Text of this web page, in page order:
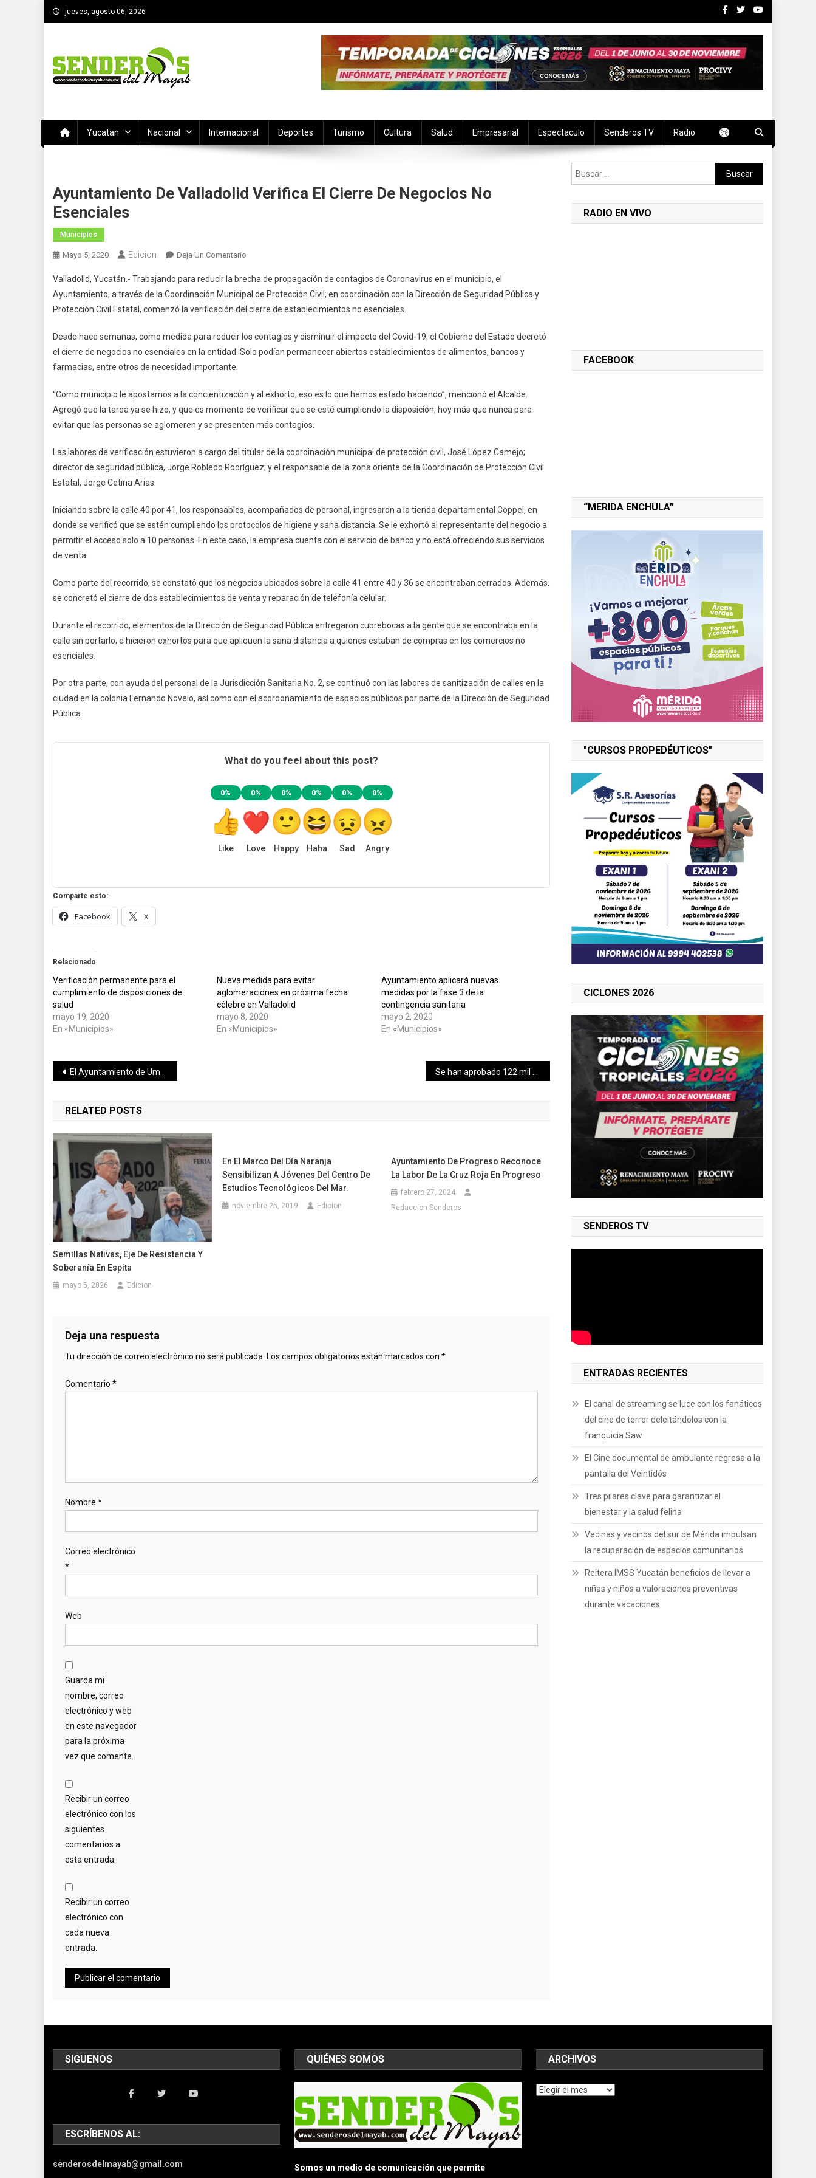
Saltar
al
jueves, agosto 06, 2026
Yucatan Nacional Internacional Deportes Turismo Cultura Salud Empresarial Espectaculo Senderos TV Radio
Ayuntamiento De Valladolid Verifica El Cierre De Negocios No
Esenciales
Municipios
Mayo 5, 2020 Edicion Deja Un Comentario
De
Valladolid
Verifica
Cierre
De
Esenciales
Valladolid, Yucatán.- Trabajando para reducir la brecha de propagación de contagios de Coronavirus en el municipio, el
Ayuntamiento, a través de la Coordinación Municipal de Protección Civil, en coordinación con la Dirección de Seguridad Pública y
Protección Civil Estatal, comenzó la verificación del cierre de establecimientos no esenciales.
Desde hace semanas, como medida para reducir los contagios y disminuir el impacto del Covid-19, el Gobierno del Estado decretó
el cierre de negocios no esenciales en la entidad. Solo podían permanecer abiertos establecimientos de alimentos, bancos y
farmacias, entre otros de necesidad importante.
“Como municipio le apostamos a la concientización y al exhorto; eso es lo que hemos estado haciendo”, mencionó el Alcalde.
Agregó que la tarea ya se hizo, y que es momento de verificar que se esté cumpliendo la disposición, hoy más que nunca para
evitar que las personas se aglomeren y se presenten más contagios.
Las labores de verificación estuvieron a cargo del titular de la coordinación municipal de protección civil, José López Camejo;
director de seguridad pública, Jorge Robledo Rodríguez; y el responsable de la zona oriente de la Coordinación de Protección Civil
Estatal, Jorge Cetina Arias.
Iniciando sobre la calle 40 por 41, los responsables, acompañados de personal, ingresaron a la tienda departamental Coppel, en
donde se verificó que se estén cumpliendo los protocolos de higiene y sana distancia. Se le exhortó al representante del negocio a
permitir el acceso solo a 10 personas. En este caso, la empresa cuenta con el servicio de banco y no está ofreciendo sus servicios
de venta.
Como parte del recorrido, se constató que los negocios ubicados sobre la calle 41 entre 40 y 36 se encontraban cerrados. Además,
se concretó el cierre de dos establecimientos de venta y reparación de telefonía celular.
Durante el recorrido, elementos de la Dirección de Seguridad Pública entregaron cubrebocas a la gente que se encontraba en la
calle sin portarlo, e hicieron exhortos para que apliquen la sana distancia a quienes estaban de compras en los comercios no
esenciales.
Por otra parte, con ayuda del personal de la Jurisdicción Sanitaria No. 2, se continuó con las labores de sanitización de calles en la
ciudad en la colonia Fernando Novelo, así como con el acordonamiento de espacios públicos por parte de la Dirección de Seguridad
Pública.
What do you feel about this post?
0%
Like
0%
Love
0%
Happy
0%
Haha
0%
Sad
0%
Angry
Comparte esto:
Facebook X
Relacionado
Verificación permanente para el
cumplimiento de disposiciones de
salud
mayo 19, 2020
En «Municipios»
Nueva medida para evitar
aglomeraciones en próxima fecha
célebre en Valladolid
mayo 8, 2020
En «Municipios»
Ayuntamiento aplicará nuevas
medidas por la fase 3 de la
contingencia sanitaria
mayo 2, 2020
En «Municipios»
Navegación
de
entradas
El Ayuntamiento de Umán continúa con la sanitización en el mercado municipal y espacios públicos
RELATED POSTS
Semillas Nativas, Eje De Resistencia Y
Soberanía En Espita
mayo 5, 2026 Edicion
En El Marco Del Día Naranja
Sensibilizan A Jóvenes Del Centro De
Estudios Tecnológicos Del Mar.
noviembre 25, 2019 Edicion
Ayuntamiento De Progreso Reconoce
La Labor De La Cruz Roja En Progreso
febrero 27, 2024
Redaccion Senderos
Deja una respuesta
Tu dirección de correo electrónico no será publicada. Los campos obligatorios están marcados con *
Comentario *
Nombre *
Correo electrónico
*
Web
Guarda mi
nombre, correo
electrónico y web
en este navegador
para la próxima
vez que comente.
Recibir un correo
electrónico con los
siguientes
comentarios a
esta entrada.
Recibir un correo
electrónico con
cada nueva
entrada.
Buscar:
RADIO EN VIVO
FACEBOOK
“MERIDA ENCHULA”
"CURSOS PROPEDÉUTICOS"
CICLONES 2026
SENDEROS TV
ENTRADAS RECIENTES
El canal de streaming se luce con los fanáticos
del cine de terror deleitándolos con la
franquicia Saw
El Cine documental de ambulante regresa a la
pantalla del Veintidós
Tres pilares clave para garantizar el
bienestar y la salud felina
Vecinas y vecinos del sur de Mérida impulsan
la recuperación de espacios comunitarios
Reitera IMSS Yucatán beneficios de llevar a
niñas y niños a valoraciones preventivas
durante vacaciones
SIGUENOS
ESCRÍBENOS AL:
senderosdelmayab@gmail.com
QUIÉNES SOMOS
Somos un medio de comunicación que permite
ARCHIVOS
Archivos